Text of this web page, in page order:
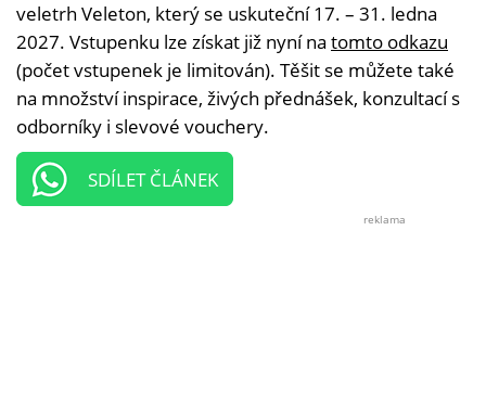
veletrh Veleton, který se uskuteční 17. – 31. ledna
2027. Vstupenku lze získat již nyní na tomto odkazu
(počet vstupenek je limitován). Těšit se můžete také
na množství inspirace, živých přednášek, konzultací s
odborníky i slevové vouchery.
SDÍLET ČLÁNEK
reklama